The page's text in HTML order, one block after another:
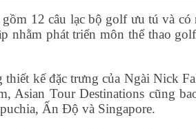
12 câu lạc bộ golf ưu tú và có
nhằm phát triển môn thể thao
kế đặc trưng của Ngài Nick
Asian Tour Destinations cũng
Ấn Độ và Singapore.